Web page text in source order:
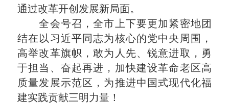
通过改革开创发展新局面。
全会号召，全市上下要更加紧密地团
结在以习近平同志为核心的党中央周围，
高举改革旗帜，敢为人先、锐意进取，勇
于担当、奋起再进，加快建设革命老区高
质量发展示范区，为推进中国式现代化福
建实践贡献三明力量！